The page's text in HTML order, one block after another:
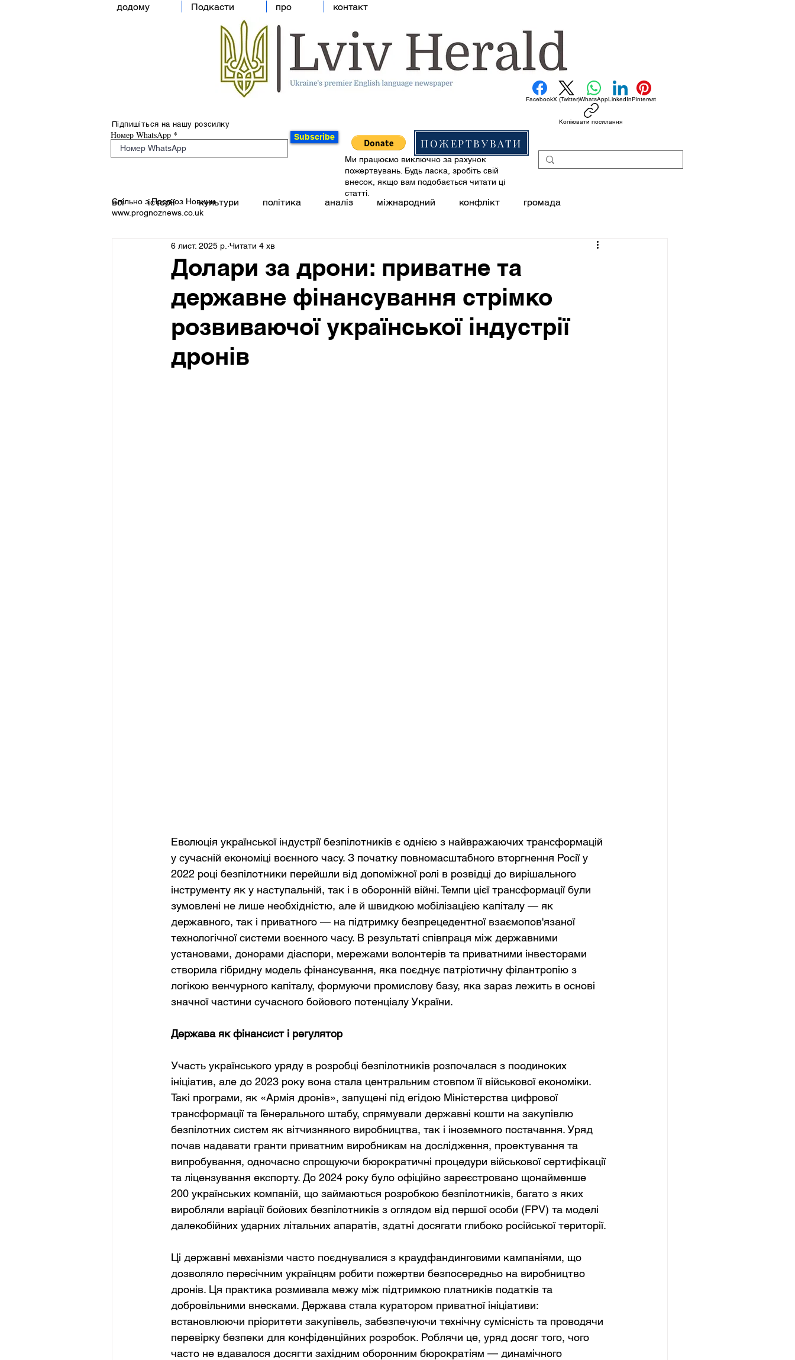
додому Подкасти про контакт
Підпишіться на нашу розсилку
Номер WhatsApp Subscribe ПОЖЕРТВУВАТИ
FacebookX (Twitter)WhatsAppLinkedInPinterest
Копіювати посилання
Спільно з Прогноз Новини
www.prognoznews.co.uk
Ми працюємо виключно за рахунок
пожертвувань. Будь ласка, зробіть свій
внесок, якщо вам подобається читати ці
статті.
всі історії культури політика аналіз міжнародний конфлікт громада
Долари за дрони: приватне та
державне фінансування стрімко
розвиваючої української індустрії
дронів
6 лист. 2025 р. Читати 4 хв
Еволюція української індустрії безпілотників є однією з найвражаючих трансформацій
у сучасній економіці воєнного часу. З початку повномасштабного вторгнення Росії у
2022 році безпілотники перейшли від допоміжної ролі в розвідці до вирішального
інструменту як у наступальній, так і в оборонній війні. Темпи цієї трансформації були
зумовлені не лише необхідністю, але й швидкою мобілізацією капіталу — як
державного, так і приватного — на підтримку безпрецедентної взаємопов'язаної
технологічної системи воєнного часу. В результаті співпраця між державними
установами, донорами діаспори, мережами волонтерів та приватними інвесторами
створила гібридну модель фінансування, яка поєднує патріотичну філантропію з
логікою венчурного капіталу, формуючи промислову базу, яка зараз лежить в основі
значної частини сучасного бойового потенціалу України.
Держава як фінансист і регулятор
Участь українського уряду в розробці безпілотників розпочалася з поодиноких
ініціатив, але до 2023 року вона стала центральним стовпом її військової економіки.
Такі програми, як «Армія дронів», запущені під егідою Міністерства цифрової
трансформації та Генерального штабу, спрямували державні кошти на закупівлю
безпілотних систем як вітчизняного виробництва, так і іноземного постачання. Уряд
почав надавати гранти приватним виробникам на дослідження, проектування та
випробування, одночасно спрощуючи бюрократичні процедури військової сертифікації
та ліцензування експорту. До 2024 року було офіційно зареєстровано щонайменше
200 українських компаній, що займаються розробкою безпілотників, багато з яких
виробляли варіації бойових безпілотників з оглядом від першої особи (FPV) та моделі
далекобійних ударних літальних апаратів, здатні досягати глибоко російської території.
Ці державні механізми часто поєднувалися з краудфандинговими кампаніями, що
дозволяло пересічним українцям робити пожертви безпосередньо на виробництво
дронів. Ця практика розмивала межу між підтримкою платників податків та
добровільними внесками. Держава стала куратором приватної ініціативи:
встановлюючи пріоритети закупівель, забезпечуючи технічну сумісність та проводячи
перевірку безпеки для конфіденційних розробок. Роблячи це, уряд досяг того, чого
часто не вдавалося досягти західним оборонним бюрократіям — динамічного